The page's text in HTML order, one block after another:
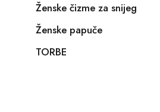
Ženske čizme za snijeg
Ženske papuče
TORBE